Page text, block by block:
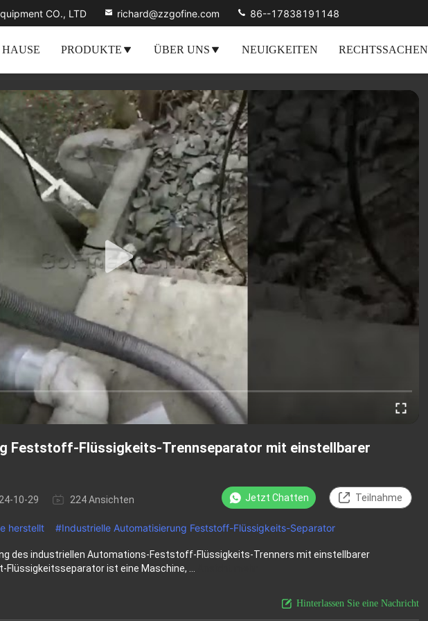
CO., LTD richard@zzgofine.com 86--17838191148
HAUSE PRODUKTE ÜBER UNS NEUIGKEITEN RECHTSSACHEN
Feststoff-Flüssigkeits-Trennseparator mit einstellbarer
10-29 224 Ansichten Jetzt Chatten Teilnahme
herstellt #Industrielle Automatisierung Feststoff-Flüssigkeits-Separator
des industriellen Automations-Feststoff-Flüssigkeits-Trenners mit einstellbarer
ist eine Maschine, ...
Hinterlassen Sie eine Nachricht